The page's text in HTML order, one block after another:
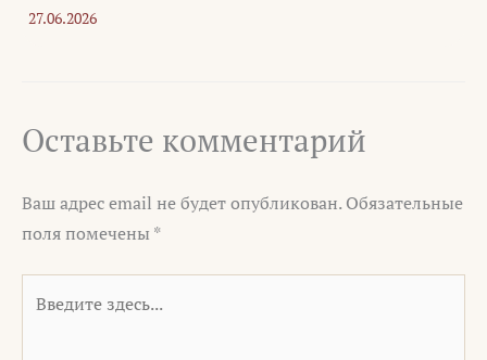
27.06.2026
Оставьте комментарий
Ваш адрес email не будет опубликован. Обязательные
поля помечены *
здесь...